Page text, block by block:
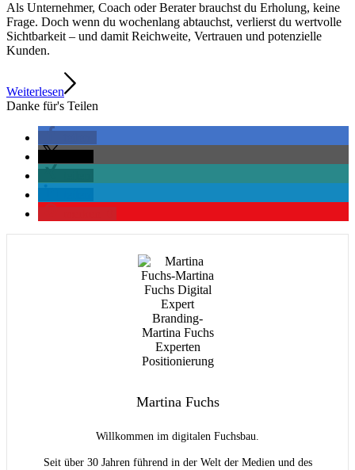
Als Unternehmer, Coach oder Berater brauchst du Erholung, keine
Frage. Doch wenn du wochenlang abtauchst, verlierst du wertvolle
Sichtbarkeit – und damit Reichweite, Vertrauen und potenzielle
Kunden.
Weiterlesen
Danke für's Teilen
Martina Fuchs
Willkommen im digitalen Fuchsbau.
Seit über 30 Jahren führend in der Welt der Medien und des